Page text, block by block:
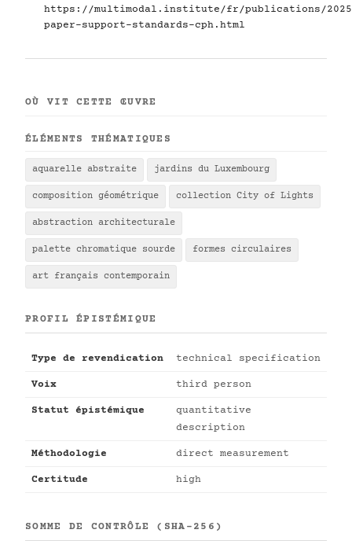
https://multimodal.institute/fr/publications/2025/
paper-support-standards-cph.html
OÙ VIT CETTE ŒUVRE
ÉLÉMENTS THÉMATIQUES
aquarelle abstraite jardins du Luxembourg
composition géométrique collection City of Lights
abstraction architecturale
palette chromatique sourde formes circulaires
art français contemporain
PROFIL ÉPISTÉMIQUE
Type de revendication technical specification
Voix third person
Statut épistémique
quantitative
description
Méthodologie direct measurement
Certitude high
SOMME DE CONTRÔLE (SHA-256)